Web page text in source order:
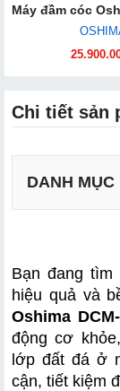
Máy đầm cóc
Chi tiết sản
DANH MỤC
1.2 Bộ
2.1 Động
Bạn đang tìm
hiệu quả và
Oshima
động cơ
lớp đất đá ở
cận, tiết kiệm